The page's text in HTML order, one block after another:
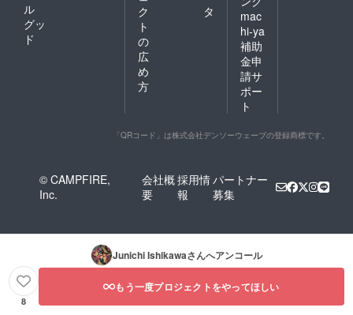
ル
グッ
ド
ク
ト
の
広
め
方
タ
mac
hi-ya
補助
金申
請サ
ポー
ト
「QRコード」は株式会社デンソーウェーブの登録商標です。
© CAMPFIRE,
Inc.
会社概
要
採用情
報
パートナー
募集
Junichi Ishikawaさんへアンコール
8
もう一度プロジェクトをやってほしい